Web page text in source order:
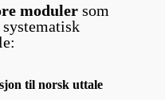
moduler som
til norsk uttale